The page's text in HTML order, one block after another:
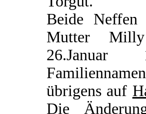
Beide
Mutter
26.Januar
übrigens auf
Die